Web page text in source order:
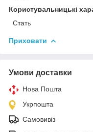
Користувальницькі
Стать
Приховати
Умови доставки
Нова Пошта
Укрпошта
Самовивіз